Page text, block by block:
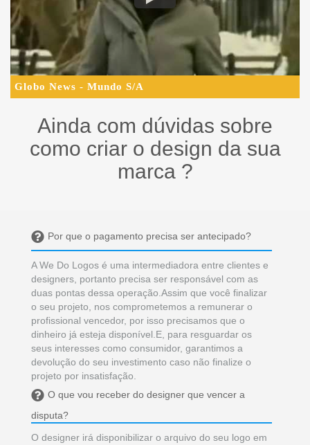
Globo News - Mundo S/A
Ainda com dúvidas sobre
como criar o design da sua
marca ?
Por que o pagamento precisa ser antecipado?
A We Do Logos é uma intermediadora entre clientes e
designers, portanto precisa ser responsável com as
duas pontas dessa operação.Assim que você finalizar
o seu projeto, nos comprometemos a remunerar o
profissional vencedor, por isso precisamos que o
dinheiro já esteja disponível.E, para resguardar os
seus interesses como consumidor, garantimos a
devolução do seu investimento caso não finalize o
projeto por insatisfação.
O que vou receber do designer que vencer a
disputa?
O designer irá disponibilizar o arquivo do seu logo em